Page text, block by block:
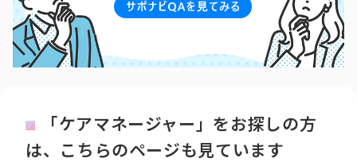
「ケアマネージャー」をお探しの方
は、こちらのページも見ています